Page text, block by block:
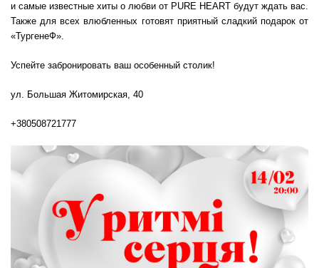
и самые известные хиты о любви от PURE HEART будут ждать вас.
Также для всех влюбленных готовят приятный сладкий подарок от
«ТургенеФ».
Успейте забронировать ваш особенный столик!
ул. Большая Житомирская, 40
+380508721777